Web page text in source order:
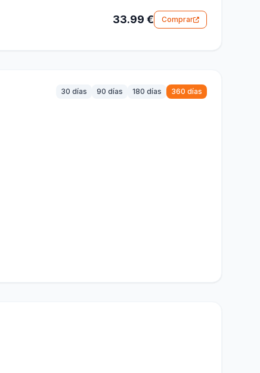
33.99 € Comprar
30 días 90 días 180 días 360 días